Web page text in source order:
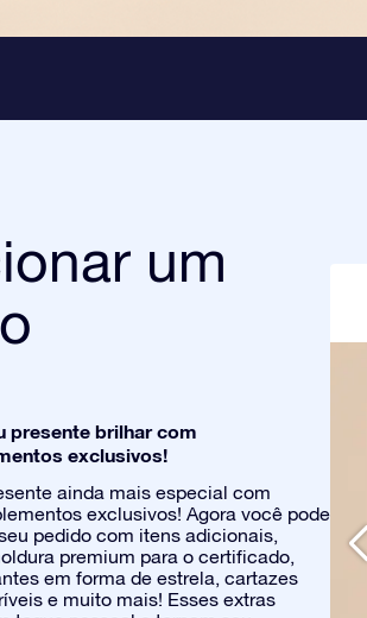
um
presente brilhar com
exclusivos!
ainda mais especial com
exclusivos! Agora você pode
pedido com itens adicionais,
premium para o certificado,
em forma de estrela, cartazes
e muito mais! Esses extras